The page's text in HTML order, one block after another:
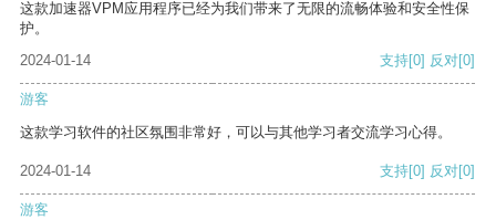
这款加速器VPM应用程序已经为我们带来了无限的流畅体验和安全性保
护。
2024-01-14
支持[0] 反对[0]
游客
这款学习软件的社区氛围非常好，可以与其他学习者交流学习心得。
2024-01-14 支持[0] 反对[0]
游客